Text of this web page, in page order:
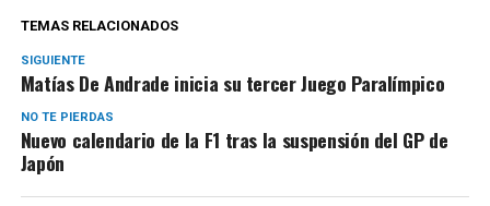
TEMAS RELACIONADOS
SIGUIENTE
Matías De Andrade inicia su tercer Juego Paralímpico
NO TE PIERDAS
Nuevo calendario de la F1 tras la suspensión del GP de
Japón